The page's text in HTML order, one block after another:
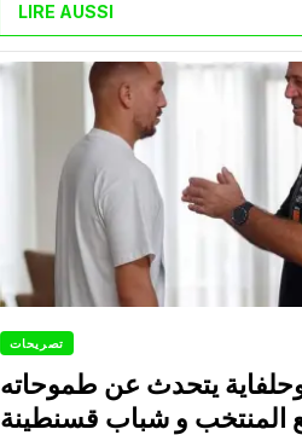
LIRE AUSSI
تصريحات
يتحدث عن طموحاته
المنتخب و شباب قسنطينة